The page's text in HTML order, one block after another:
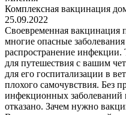
Комплексная вакцинация
25.09.2022
Своевременная вакцинация
многие опасные
распространение
для путешествия с вашим
для его госпитализации в
плохого самочувствия. Без
инфекционных заболеваний
отказано. Зачем нужно